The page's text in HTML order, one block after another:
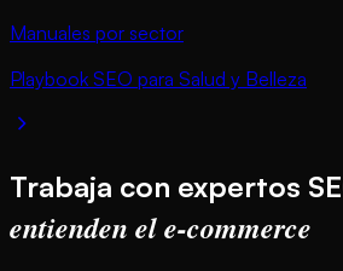
Manuales por sector
Playbook SEO para Salud y Belleza
Trabaja con expertos
entienden el e-commerce